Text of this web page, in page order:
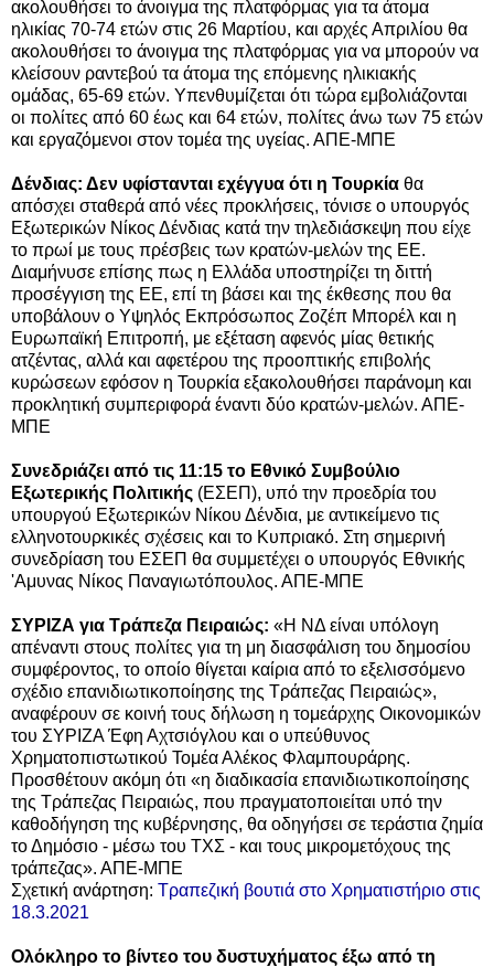
ακολουθήσει το άνοιγμα της πλατφόρμας για τα άτομα
ηλικίας 70-74 ετών στις 26 Μαρτίου, και αρχές Απριλίου θα
ακολουθήσει το άνοιγμα της πλατφόρμας για να μπορούν να
κλείσουν ραντεβού τα άτομα της επόμενης ηλικιακής
ομάδας, 65-69 ετών. Υπενθυμίζεται ότι τώρα εμβολιάζονται
οι πολίτες από 60 έως και 64 ετών, πολίτες άνω των 75 ετών
και εργαζόμενοι στον τομέα της υγείας. ΑΠΕ-ΜΠΕ
Δένδιας: Δεν υφίστανται εχέγγυα ότι η Τουρκία θα
απόσχει σταθερά από νέες προκλήσεις, τόνισε ο υπουργός
Εξωτερικών Νίκος Δένδιας κατά την τηλεδιάσκεψη που είχε
το πρωί με τους πρέσβεις των κρατών-μελών της ΕΕ.
Διαμήνυσε επίσης πως η Ελλάδα υποστηρίζει τη διττή
προσέγγιση της ΕΕ, επί τη βάσει και της έκθεσης που θα
υποβάλουν ο Υψηλός Εκπρόσωπος Ζοζέπ Μπορέλ και η
Ευρωπαϊκή Επιτροπή, με εξέταση αφενός μίας θετικής
ατζέντας, αλλά και αφετέρου της προοπτικής επιβολής
κυρώσεων εφόσον η Τουρκία εξακολουθήσει παράνομη και
προκλητική συμπεριφορά έναντι δύο κρατών-μελών. ΑΠΕ-
ΜΠΕ
Συνεδριάζει από τις 11:15 το Εθνικό Συμβούλιο
Εξωτερικής Πολιτικής (ΕΣΕΠ), υπό την προεδρία του
υπουργού Εξωτερικών Νίκου Δένδια, με αντικείμενο τις
ελληνοτουρκικές σχέσεις και το Κυπριακό. Στη σημερινή
συνεδρίαση του ΕΣΕΠ θα συμμετέχει ο υπουργός Εθνικής
'Αμυνας Νίκος Παναγιωτόπουλος. ΑΠΕ-ΜΠΕ
ΣΥΡΙΖΑ για Τράπεζα Πειραιώς: «Η ΝΔ είναι υπόλογη
απέναντι στους πολίτες για τη μη διασφάλιση του δημοσίου
συμφέροντος, το οποίο θίγεται καίρια από το εξελισσόμενο
σχέδιο επανιδιωτικοποίησης της Τράπεζας Πειραιώς»,
αναφέρουν σε κοινή τους δήλωση η τομεάρχης Οικονομικών
του ΣΥΡΙΖΑ Έφη Αχτσιόγλου και ο υπεύθυνος
Χρηματοπιστωτικού Τομέα Αλέκος Φλαμπουράρης.
Προσθέτουν ακόμη ότι «η διαδικασία επανιδιωτικοποίησης
της Τράπεζας Πειραιώς, που πραγματοποιείται υπό την
καθοδήγηση της κυβέρνησης, θα οδηγήσει σε τεράστια ζημία
το Δημόσιο - μέσω του ΤΧΣ - και τους μικρομετόχους της
τράπεζας». ΑΠΕ-ΜΠΕ
Σχετική ανάρτηση: Τραπεζική βουτιά στο Χρηματιστήριο στις
18.3.2021
Ολόκληρο το βίντεο του δυστυχήματος έξω από τη